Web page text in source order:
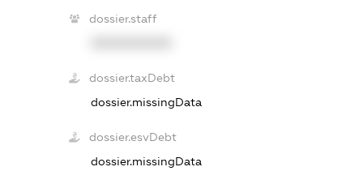
dossier.staff
dossier.taxDebt
dossier.missingData
dossier.esvDebt
dossier.missingData